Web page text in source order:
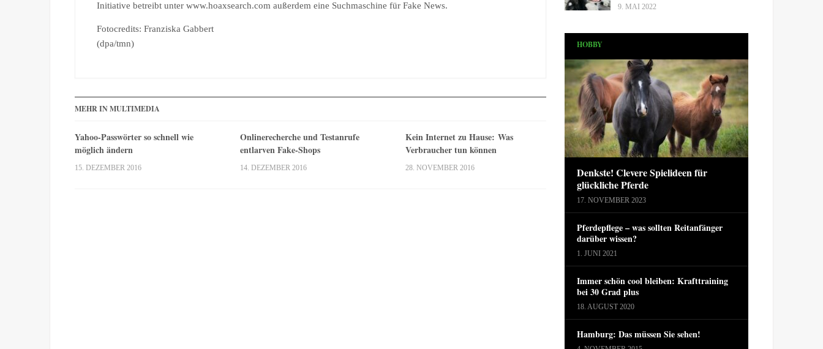
Initiative betreibt unter www.hoaxsearch.com außerdem eine Suchmaschine für Fake News.
Fotocredits: Franziska Gabbert
(dpa/tmn)
MEHR IN MULTIMEDIA
Yahoo-Passwörter so schnell wie
möglich ändern
15. DEZEMBER 2016
Onlinerecherche und Testanrufe
entlarven Fake-Shops
14. DEZEMBER 2016
Kein Internet zu Hause: Was
Verbraucher tun können
28. NOVEMBER 2016
9. MAI 2022
HOBBY
Denkste! Clevere Spielideen für
glückliche Pferde
17. NOVEMBER 2023
Pferdepflege – was sollten Reitanfänger
darüber wissen?
1. JUNI 2021
Immer schön cool bleiben: Krafttraining
bei 30 Grad plus
18. AUGUST 2020
Hamburg: Das müssen Sie sehen!